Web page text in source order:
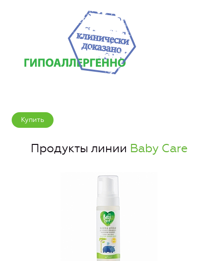
Купить
Продукты линии Baby Care